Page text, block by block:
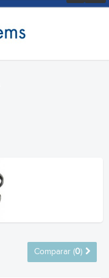
Comparar (0)